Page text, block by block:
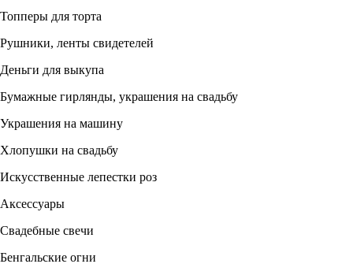
Топперы для торта
Рушники, ленты свидетелей
Деньги для выкупа
Бумажные гирлянды, украшения на свадьбу
Украшения на машину
Хлопушки на свадьбу
Искусственные лепестки роз
Аксессуары
Свадебные свечи
Бенгальские огни